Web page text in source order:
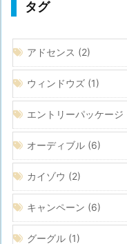
タグ
アドセンス (2)
ウィンドウズ (1)
エントリーパッケージ
オーディブル (6)
カイゾウ (2)
キャンペーン (6)
グーグル (1)